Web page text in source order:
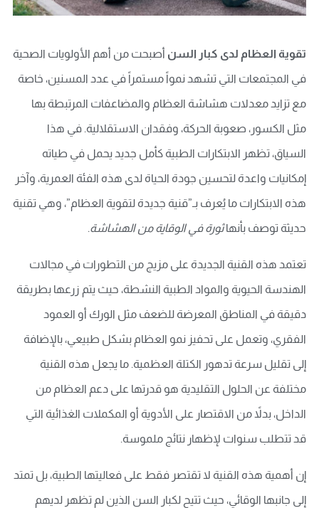
تقوية العظام لدى كبار السن أصبحت من أهم الأولويات الصحية
في المجتمعات التي تشهد نمواً مستمراً في عدد المسنين، خاصة
مع تزايد معدلات هشاشة العظام والمضاعفات المرتبطة بها
مثل الكسور، صعوبة الحركة، وفقدان الاستقلالية. في هذا
السياق، تظهر الابتكارات الطبية كأمل جديد يحمل في طياته
إمكانيات واعدة لتحسين جودة الحياة لدى هذه الفئة العمرية، وآخر
هذه الابتكارات ما يُعرف بـ”قنية جديدة لتقوية العظام”، وهي تقنية
حديثة توصف بأنهاثورة في الوقاية من الهشاشة.
تعتمد هذه القنية الجديدة على مزيج من التطورات في مجالات
الهندسة الحيوية والمواد الطبية النشطة، حيث يتم زرعها بطريقة
دقيقة في المناطق المعرضة للضعف مثل الورك أو العمود
الفقري، وتعمل على تحفيز نمو العظام بشكل طبيعي، بالإضافة
إلى تقليل سرعة تدهور الكتلة العظمية. ما يجعل هذه القنية
مختلفة عن الحلول التقليدية هو قدرتها على دعم العظام من
الداخل، بدلاً من الاقتصار على الأدوية أو المكملات الغذائية التي
قد تتطلب سنوات لإظهار نتائج ملموسة.
إن أهمية هذه القنية لا تقتصر فقط على فعاليتها الطبية، بل تمتد
إلى جانبها الوقائي، حيث تتيح لكبار السن الذين لم تظهر لديهم